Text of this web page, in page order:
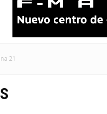
21